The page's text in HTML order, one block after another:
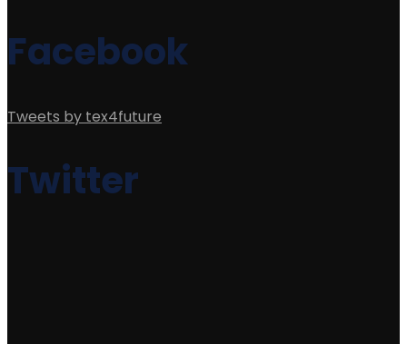
Facebook
Tweets by tex4future
Twitter